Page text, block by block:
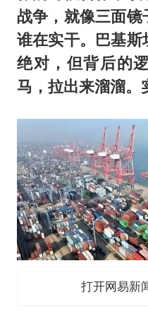
战争，就像三面镜
谁在实干。巴基
绝对，但背后的
马，拉出来溜溜。
打开网易新